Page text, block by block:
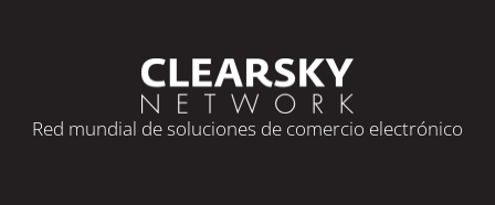
Red mundial de soluciones de comercio electrónico